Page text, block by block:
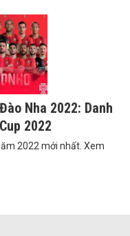
Nha 2022: Danh
2022
2022 mới nhất. Xem